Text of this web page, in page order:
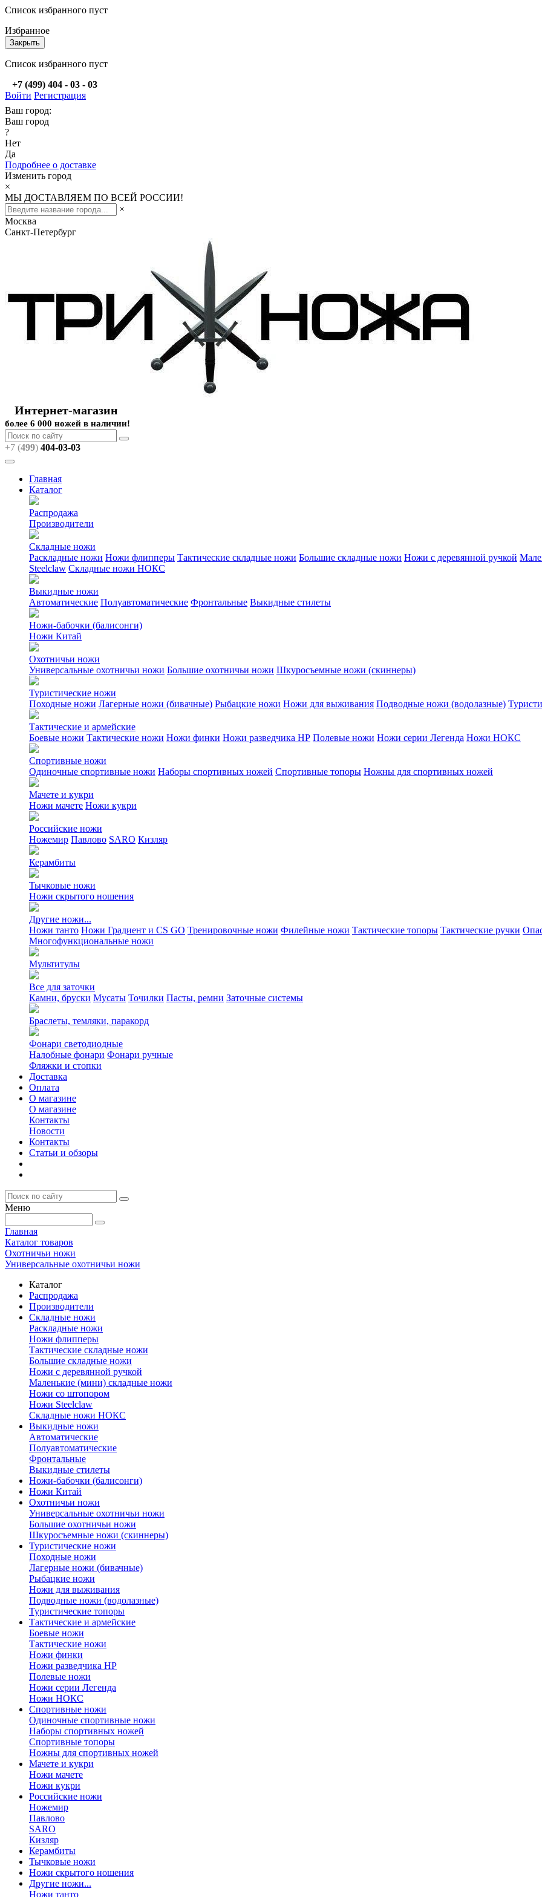
Список избранного пуст
Избранное
Закрыть
Список избранного пуст
+7 (499) 404 - 03 - 03
Войти Регистрация
Ваш город:
Ваш город
?
Нет
Да
Подробнее о доставке
Изменить город
×
МЫ ДОСТАВЛЯЕМ ПО ВСЕЙ РОССИИ!
×
Москва
Санкт-Петербург
Интернет-магазин
более 6 000 ножей в наличии!
+7 (499) 404-03-03
Главная
Каталог
Распродажа
Производители
Складные ножи
Раскладные ножи Ножи флипперы Тактические складные ножи Большие складные ножи Ножи с деревянной ручкой
Steelclaw Складные ножи НОКС
Выкидные ножи
Автоматические Полуавтоматические Фронтальные Выкидные стилеты
Ножи-бабочки (балисонги)
Ножи Китай
Охотничьи ножи
Универсальные охотничьи ножи Большие охотничьи ножи Шкуросъемные ножи (скиннеры)
Туристические ножи
Походные ножи Лагерные ножи (бивачные) Рыбацкие ножи Ножи для выживания Подводные ножи (водолазные)
Тактические и армейские
Боевые ножи Тактические ножи Ножи финки Ножи разведчика НР Полевые ножи Ножи серии Легенда Ножи НОКС
Спортивные ножи
Одиночные спортивные ножи Наборы спортивных ножей Спортивные топоры Ножны для спортивных ножей
Мачете и кукри
Ножи мачете Ножи кукри
Российские ножи
Ножемир Павлово SARO Кизляр
Керамбиты
Тычковые ножи
Ножи скрытого ношения
Другие ножи...
Ножи танто Ножи Градиент и CS GO Тренировочные ножи Филейные ножи Тактические топоры Тактические ручки
Многофункциональные ножи
Мультитулы
Все для заточки
Камни, бруски Мусаты Точилки Пасты, ремни Заточные системы
Браслеты, темляки, паракорд
Фонари светодиодные
Налобные фонари Фонари ручные
Фляжки и стопки
Доставка
Оплата
О магазине
О магазине
Контакты
Новости
Контакты
Статьи и обзоры
Меню
Главная
Каталог товаров
Охотничьи ножи
Универсальные охотничьи ножи
Каталог
Распродажа
Производители
Складные ножи
Раскладные ножи
Ножи флипперы
Тактические складные ножи
Большие складные ножи
Ножи с деревянной ручкой
Маленькие (мини) складные ножи
Ножи со штопором
Ножи Steelclaw
Складные ножи НОКС
Выкидные ножи
Автоматические
Полуавтоматические
Фронтальные
Выкидные стилеты
Ножи-бабочки (балисонги)
Ножи Китай
Охотничьи ножи
Универсальные охотничьи ножи
Большие охотничьи ножи
Шкуросъемные ножи (скиннеры)
Туристические ножи
Походные ножи
Лагерные ножи (бивачные)
Рыбацкие ножи
Ножи для выживания
Подводные ножи (водолазные)
Туристические топоры
Тактические и армейские
Боевые ножи
Тактические ножи
Ножи финки
Ножи разведчика НР
Полевые ножи
Ножи серии Легенда
Ножи НОКС
Спортивные ножи
Одиночные спортивные ножи
Наборы спортивных ножей
Спортивные топоры
Ножны для спортивных ножей
Мачете и кукри
Ножи мачете
Ножи кукри
Российские ножи
Ножемир
Павлово
SARO
Кизляр
Керамбиты
Тычковые ножи
Ножи скрытого ношения
Другие ножи...
Ножи танто